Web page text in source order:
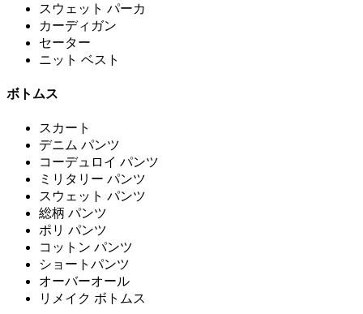
スウェット パーカ
カーディガン
セーター
ニット ベスト
ボトムス
スカート
デニム パンツ
コーデュロイ パンツ
ミリタリー パンツ
スウェット パンツ
総柄 パンツ
ポリ パンツ
コットン パンツ
ショートパンツ
オーバーオール
リメイク ボトムス